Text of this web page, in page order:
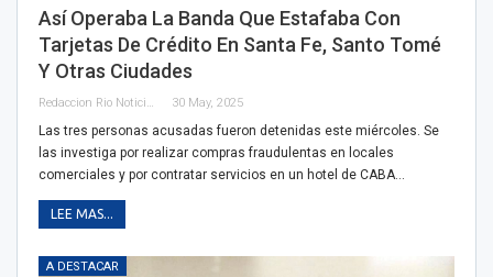
Así Operaba La Banda Que Estafaba Con
Tarjetas De Crédito En Santa Fe, Santo Tomé
Y Otras Ciudades
Redaccion Rio Noticias 30 May, 2025
Las tres personas acusadas fueron detenidas este miércoles. Se
las investiga por realizar compras fraudulentas en locales
comerciales y por contratar servicios en un hotel de CABA…
LEE MAS...
A DESTACAR